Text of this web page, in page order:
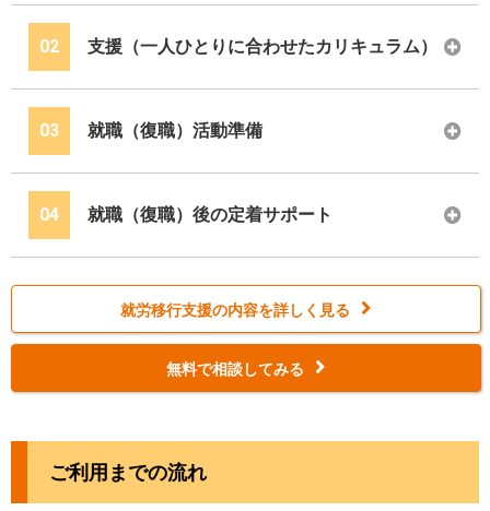
02 支援（一人ひとりに合わせたカリキュラム）
03 就職（復職）活動準備
04 就職（復職）後の定着サポート
就労移行支援の内容を詳しく見る
無料で相談してみる
ご利用までの流れ